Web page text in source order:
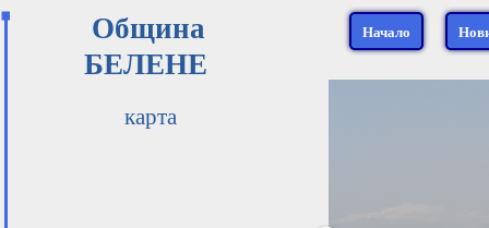
Община
БЕЛЕНЕ
карта
Начало